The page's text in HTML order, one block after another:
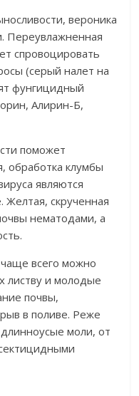
вероника
Переувлажненная
спровоцировать
(серый налет на
фунгицидный
Алирин-Б,
поможет
обработка клумбы
являются
скрученная
нематодами, а
всего можно
листву и молодые
почвы,
в поливе. Реже
моли, от